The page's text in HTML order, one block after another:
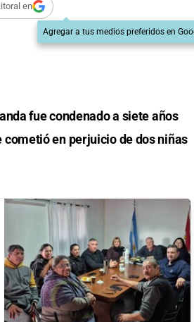
en
Agregar a tus medios preferidos en
fue condenado a siete años
en perjuicio de dos niñas